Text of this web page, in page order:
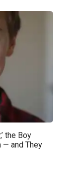
the Boy
— and They